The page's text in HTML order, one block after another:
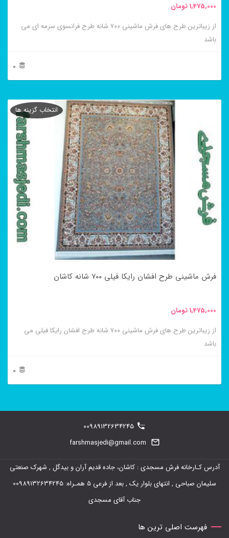
انتخاب
شوند
1,475,000تومان
از زیباترین طرح های فرش ماشینی ۷۰۰ شانه طرح فرانسوی سرمه ای می
باشد
0
محصول
مختلفی
باشد.
گزینه
ها
صفحه
انتخاب
شوند
فرش ماشینی طرح افشان رایکا فیلی ۷۰۰ شانه کاشان
1,475,000تومان
از زیباترین طرح های فرش ماشینی ۷۰۰ شانه طرح افشان رایکا فیلی می
باشد
0
انتخاب گزینه ها
می
باشد.
00989132634245
farshmasjedi@gmail.com
آدرس کـارخانه فرش مسجدی : کاشان، جاده قدیم آران و بیدگل , شهرک صنعتی
سلیمان صباحی , انتهای بلوار یک , بعد از فرعی 5 همـراه: 00989132634245
جناب آقای مسجدی
فهرست اصلی ترین ها